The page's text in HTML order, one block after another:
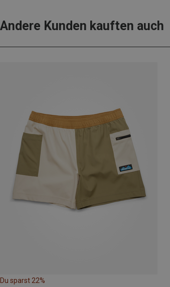
Andere Kunden kauften auch
Du sparst 22%